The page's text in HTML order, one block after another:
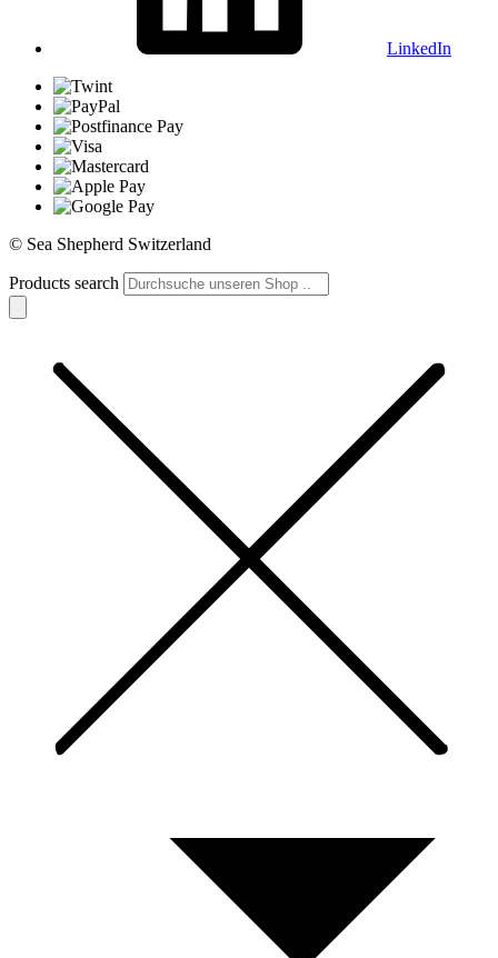
LinkedIn
© Sea Shepherd Switzerland
Products search